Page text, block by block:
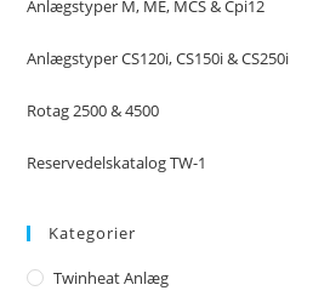
Anlægstyper M, ME, MCS & Cpi12
Anlægstyper CS120i, CS150i & CS250i
Rotag 2500 & 4500
Reservedelskatalog TW-1
Kategorier
Twinheat Anlæg